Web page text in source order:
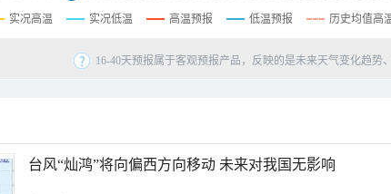
实况高温 实况低温 高温预报 低温预报 历史均值高
16-40天预报属于客观预报产品，反映的是未来天气变化趋势
台风“灿鸿”将向偏西方向移动 未来对我国无影响